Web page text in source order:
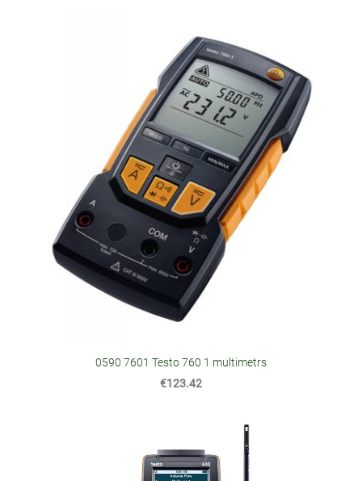
0590 7601 Testo 760 1 multimetrs
€123.42